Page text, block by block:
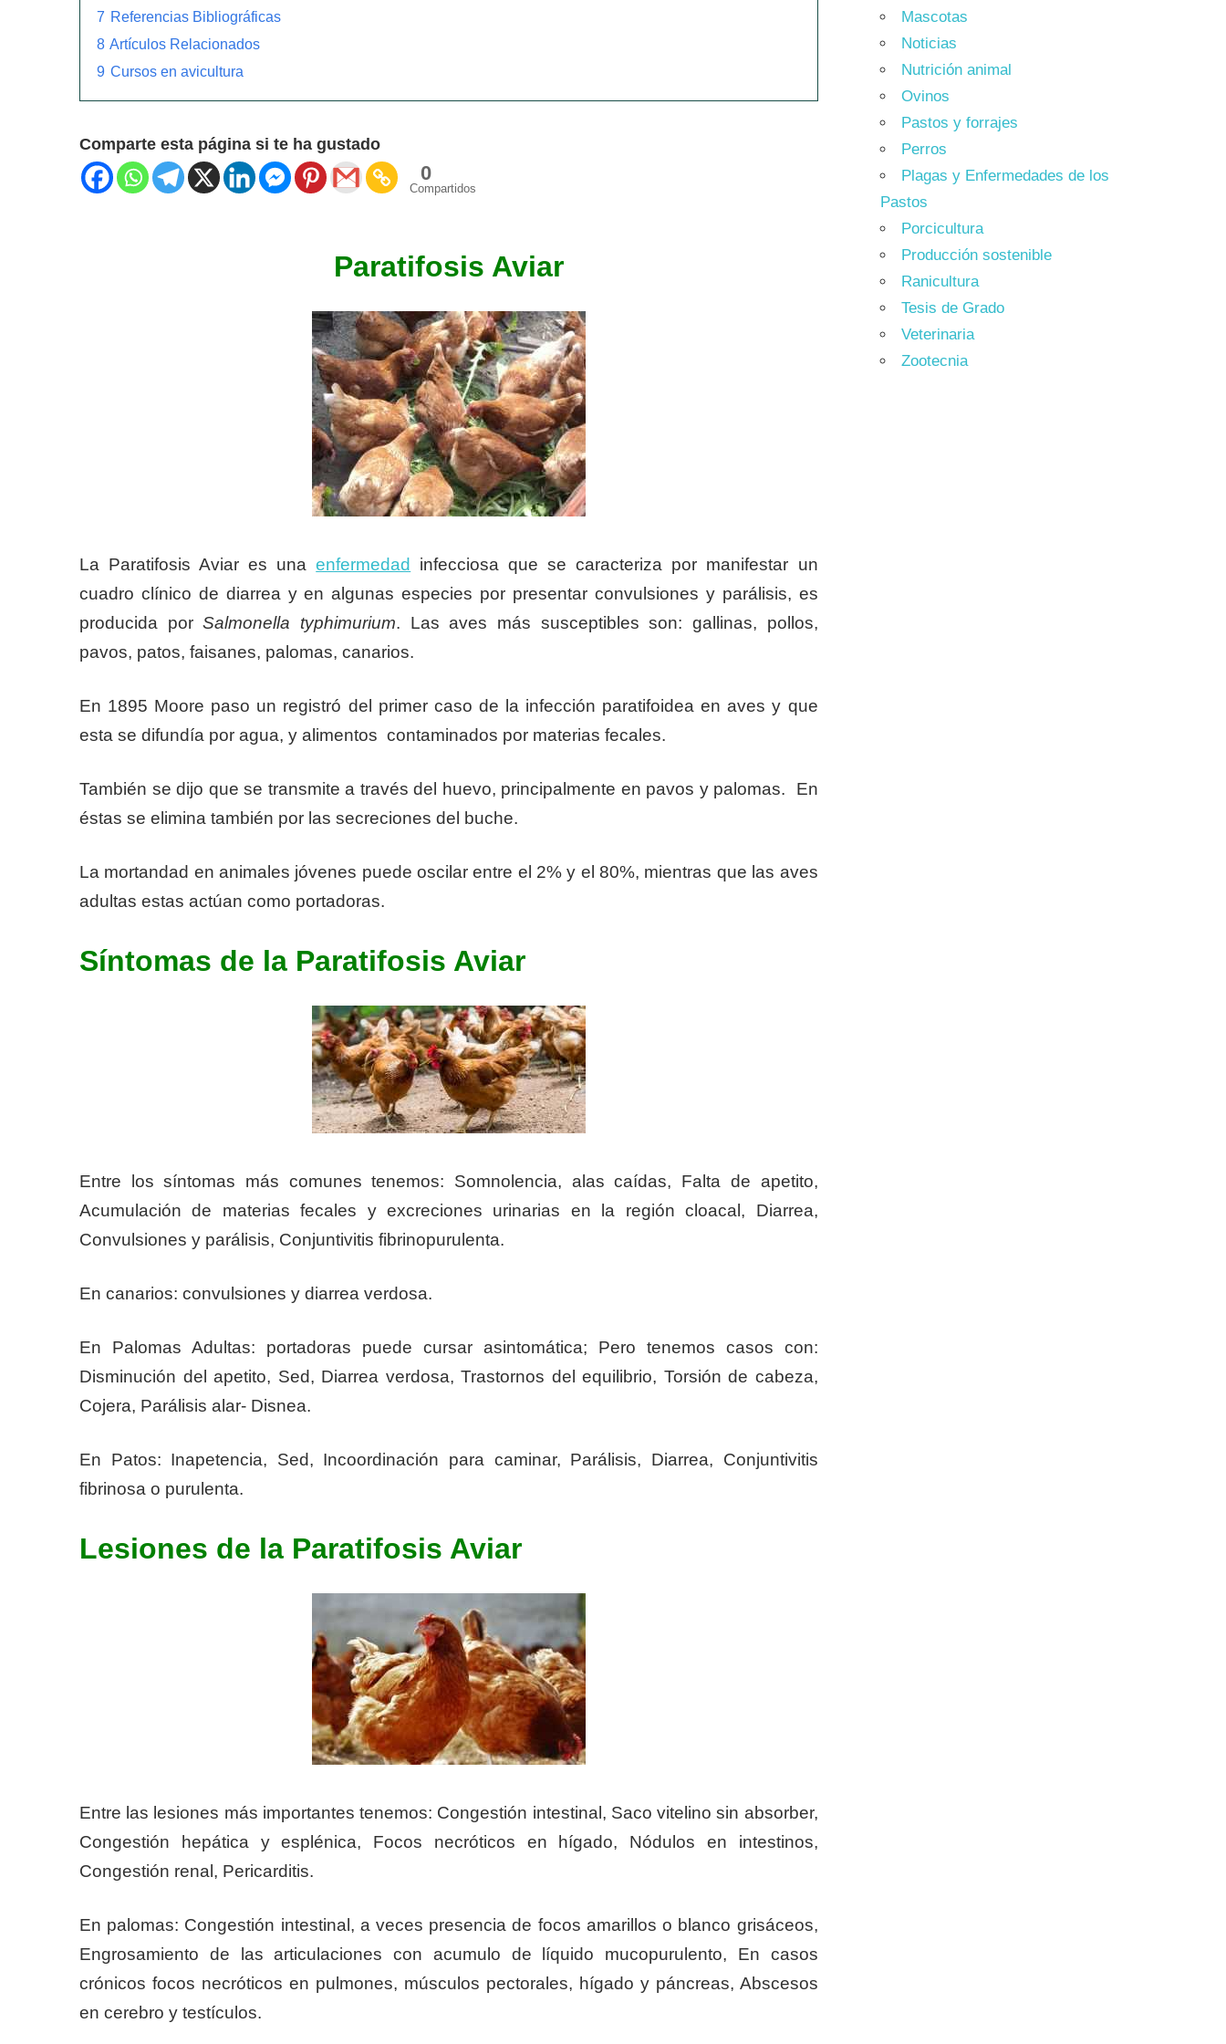
7 Referencias Bibliográficas
8 Artículos Relacionados
9 Cursos en avicultura
Comparte esta página si te ha gustado
0
Compartidos
Paratifosis Aviar
La Paratifosis Aviar es unaenfermedad infecciosa que se caracteriza por manifestar un
cuadro clínico de diarrea y en algunas especies por presentar convulsiones y parálisis, es
producida porSalmonella typhimurium. Las aves más susceptibles son: gallinas, pollos,
pavos, patos, faisanes, palomas, canarios.
En 1895 Moore paso un registró del primer caso de la infección paratifoidea en aves y que
esta se difundía por agua, y alimentos contaminados por materias fecales.
También se dijo que se transmite a través del huevo, principalmente en pavos y palomas. En
éstas se elimina también por las secreciones del buche.
La mortandad en animales jóvenes puede oscilar entre el 2% y el 80%, mientras que las aves
adultas estas actúan como portadoras.
Síntomas de la Paratifosis Aviar
Entre los síntomas más comunes tenemos: Somnolencia, alas caídas, Falta de apetito,
Acumulación de materias fecales y excreciones urinarias en la región cloacal, Diarrea,
Convulsiones y parálisis, Conjuntivitis fibrinopurulenta.
En canarios: convulsiones y diarrea verdosa.
En Palomas Adultas: portadoras puede cursar asintomática; Pero tenemos casos con:
Disminución del apetito, Sed, Diarrea verdosa, Trastornos del equilibrio, Torsión de cabeza,
Cojera, Parálisis alar- Disnea.
En Patos: Inapetencia, Sed, Incoordinación para caminar, Parálisis, Diarrea, Conjuntivitis
fibrinosa o purulenta.
Lesiones de la Paratifosis Aviar
Entre las lesiones más importantes tenemos: Congestión intestinal, Saco vitelino sin absorber,
Congestión hepática y esplénica, Focos necróticos en hígado, Nódulos en intestinos,
Congestión renal, Pericarditis.
En palomas: Congestión intestinal, a veces presencia de focos amarillos o blanco grisáceos,
Engrosamiento de las articulaciones con acumulo de líquido mucopurulento, En casos
crónicos focos necróticos en pulmones, músculos pectorales, hígado y páncreas, Abscesos
en cerebro y testículos.
Mascotas
Noticias
Nutrición animal
Ovinos
Pastos y forrajes
Perros
Plagas y Enfermedades de los
Pastos
Porcicultura
Producción sostenible
Ranicultura
Tesis de Grado
Veterinaria
Zootecnia